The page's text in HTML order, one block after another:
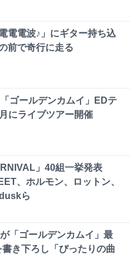
電電波♪」にギター持ち込
前で奇行に走る
ゴールデンカムイ」EDテ
にライブツアー開催
」40組一挙発表
、ホルモン、ロットン、
ら
「ゴールデンカムイ」最
き下ろし「ぴったりの曲